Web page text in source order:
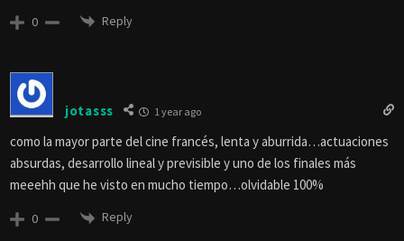
0 Reply
jotasss 1 year ago
como la mayor parte del cine francés, lenta y aburrida…actuaciones
absurdas, desarrollo lineal y previsible y uno de los finales más
meeehh que he visto en mucho tiempo…olvidable 100%
0 Reply